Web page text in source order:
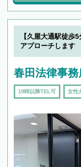
【久屋大通駅徒歩
アプローチします
春田法律事
19時以降TEL可 女性